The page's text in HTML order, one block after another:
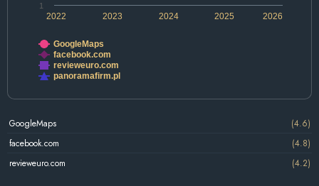
2022 2024 2026
2023 2025
1
GoogleMaps
facebook.com
revieweuro.com
panoramafirm.pl
GoogleMaps
(4.6)
facebook.com
(4.8)
revieweuro.com
(4.2)